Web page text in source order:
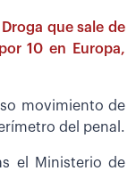
que sale de
10 en Europa,
movimiento de
del penal.
el Ministerio de